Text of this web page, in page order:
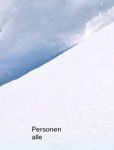
Personen
alle